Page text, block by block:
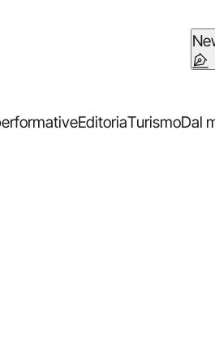
EditoriaTurismoDal